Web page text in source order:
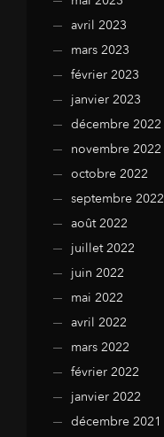
avril 2023
mars 2023
février 2023
janvier 2023
décembre 2022
novembre 2022
octobre 2022
septembre 2022
août 2022
juillet 2022
juin 2022
mai 2022
avril 2022
mars 2022
février 2022
janvier 2022
décembre 2021